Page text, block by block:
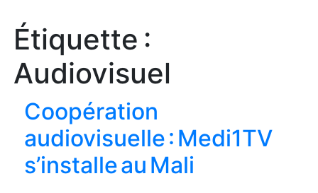
Étiquette :
Audiovisuel
Coopération
audiovisuelle : Medi1TV
s’installe au Mali